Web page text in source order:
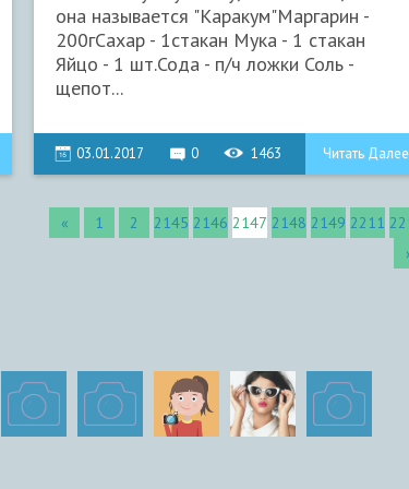
она называется "Каракум"Маргарин -
200гСахар - 1стакан Мука - 1 стакан
Яйцо - 1 шт.Сода - п/ч ложки Соль -
щепот...
03.01.2017 0 1463 Читать Далее
« 1 2 2145 2146 2147 2148 2149 2211